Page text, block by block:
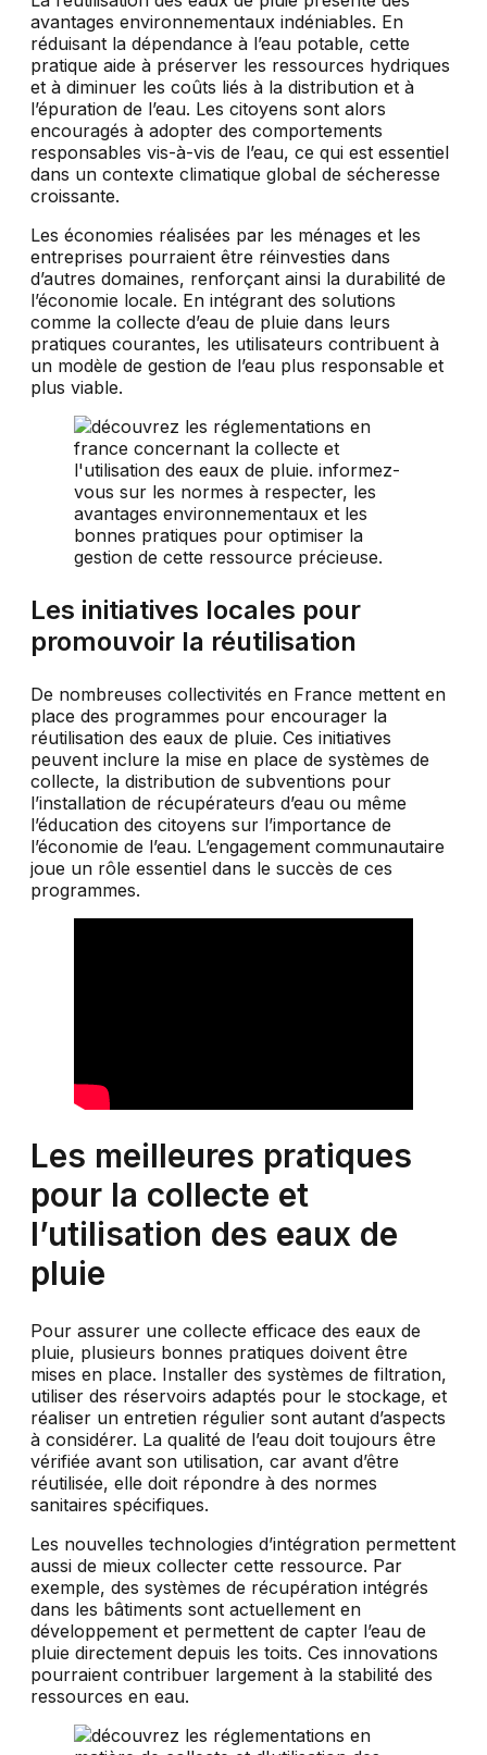
avantages environnementaux indéniables. En
réduisant la dépendance à l’eau potable, cette
pratique aide à préserver les ressources hydriques
et à diminuer les coûts liés à la distribution et à
l’épuration de l’eau. Les citoyens sont alors
encouragés à adopter des comportements
responsables vis-à-vis de l’eau, ce qui est essentiel
dans un contexte climatique global de sécheresse
croissante.
Les économies réalisées par les ménages et les
entreprises pourraient être réinvesties dans
d’autres domaines, renforçant ainsi la durabilité de
l’économie locale. En intégrant des solutions
comme la collecte d’eau de pluie dans leurs
pratiques courantes, les utilisateurs contribuent à
un modèle de gestion de l’eau plus responsable et
plus viable.
Les initiatives locales pour
promouvoir la réutilisation
De nombreuses collectivités en France mettent en
place des programmes pour encourager la
réutilisation des eaux de pluie. Ces initiatives
peuvent inclure la mise en place de systèmes de
collecte, la distribution de subventions pour
l’installation de récupérateurs d’eau ou même
l’éducation des citoyens sur l’importance de
l’économie de l’eau. L’engagement communautaire
joue un rôle essentiel dans le succès de ces
programmes.
Les meilleures pratiques
pour la collecte et
l’utilisation des eaux de
pluie
Pour assurer une collecte efficace des eaux de
pluie, plusieurs bonnes pratiques doivent être
mises en place. Installer des systèmes de filtration,
utiliser des réservoirs adaptés pour le stockage, et
réaliser un entretien régulier sont autant d’aspects
à considérer. La qualité de l’eau doit toujours être
vérifiée avant son utilisation, car avant d’être
réutilisée, elle doit répondre à des normes
sanitaires spécifiques.
Les nouvelles technologies d’intégration permettent
aussi de mieux collecter cette ressource. Par
exemple, des systèmes de récupération intégrés
dans les bâtiments sont actuellement en
développement et permettent de capter l’eau de
pluie directement depuis les toits. Ces innovations
pourraient contribuer largement à la stabilité des
ressources en eau.